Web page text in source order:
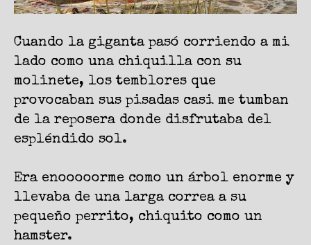
Cuando la giganta pasó corriendo a mi
lado como una chiquilla con su
molinete, los temblores que
provocaban sus pisadas casi me tumban
de la reposera donde disfrutaba del
espléndido sol.
Era enooooorme como un árbol enorme y
llevaba de una larga correa a su
pequeño perrito, chiquito como un
hamster.